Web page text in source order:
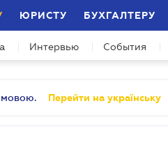
ЮРИСТУ БУХГАЛТЕРУ
Интервью События
мовою. Перейти на українську